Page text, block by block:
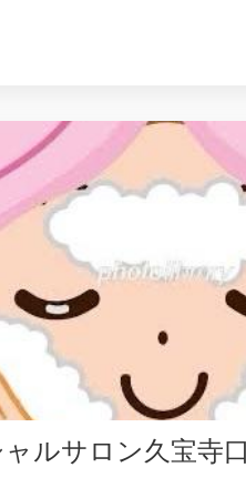
ルサロン久宝寺